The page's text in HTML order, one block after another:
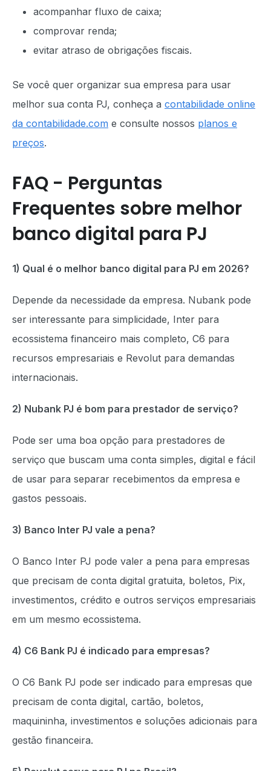
acompanhar fluxo de caixa;
comprovar renda;
evitar atraso de obrigações fiscais.
Se você quer organizar sua empresa para usar
melhor sua conta PJ, conheça a contabilidade online
da contabilidade.com e consulte nossos planos e
preços.
FAQ - Perguntas
Frequentes sobre melhor
banco digital para PJ
1) Qual é o melhor banco digital para PJ em 2026?
Depende da necessidade da empresa. Nubank pode
ser interessante para simplicidade, Inter para
ecossistema financeiro mais completo, C6 para
recursos empresariais e Revolut para demandas
internacionais.
2) Nubank PJ é bom para prestador de serviço?
Pode ser uma boa opção para prestadores de
serviço que buscam uma conta simples, digital e fácil
de usar para separar recebimentos da empresa e
gastos pessoais.
3) Banco Inter PJ vale a pena?
O Banco Inter PJ pode valer a pena para empresas
que precisam de conta digital gratuita, boletos, Pix,
investimentos, crédito e outros serviços empresariais
em um mesmo ecossistema.
4) C6 Bank PJ é indicado para empresas?
O C6 Bank PJ pode ser indicado para empresas que
precisam de conta digital, cartão, boletos,
maquininha, investimentos e soluções adicionais para
gestão financeira.